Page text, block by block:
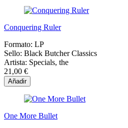
Conquering Ruler
Formato: LP
Sello: Black Butcher Classics
Artista: Specials, the
21,00 €
Añadir
One More Bullet